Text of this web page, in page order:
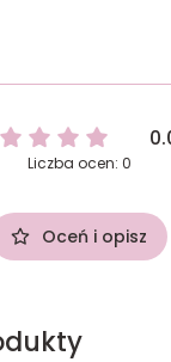
Liczba ocen: 0
Oceń i opisz